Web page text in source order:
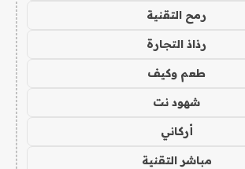
رمح التقنية
رذاذ التجارة
طعم وكيف
شهود نت
أركاني
مباشر التقنية